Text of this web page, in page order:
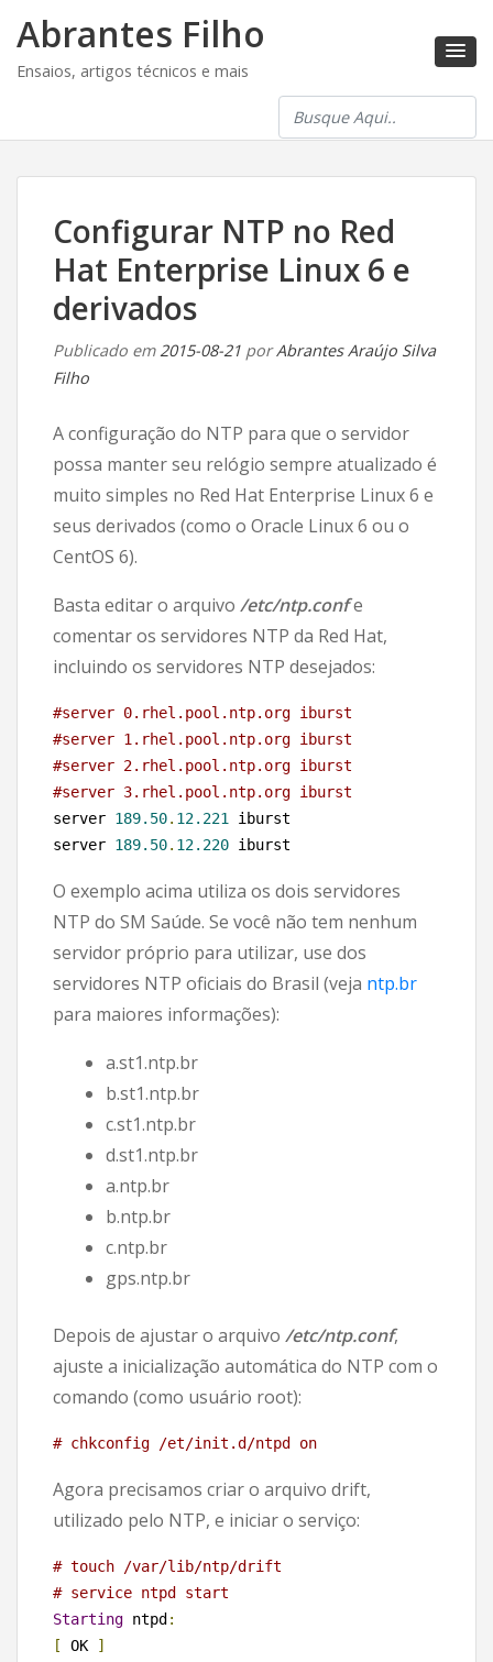
Abrantes Filho
Ensaios, artigos técnicos e mais
Configurar NTP no Red
Hat Enterprise Linux 6 e
derivados
Publicado em2015-08-21 porAbrantes Araújo Silva
Filho
A configuração do NTP para que o servidor
possa manter seu relógio sempre atualizado é
muito simples no Red Hat Enterprise Linux 6 e
seus derivados (como o Oracle Linux 6 ou o
CentOS 6).
Basta editar o arquivo /etc/ntp.confe
comentar os servidores NTP da Red Hat,
incluindo os servidores NTP desejados:
#server 0.rhel.pool.ntp.org iburst
#server 1.rhel.pool.ntp.org iburst
#server 2.rhel.pool.ntp.org iburst
#server 3.rhel.pool.ntp.org iburst
server 189.50. 12.221
iburst
server 189.50. 12.220 iburst
O exemplo acima utiliza os dois servidores
NTP do SM Saúde. Se você não tem nenhum
servidor próprio para utilizar, use dos
servidores NTP oficiais do Brasil (veja ntp.br
para maiores informações):
a.st1.ntp.br
b.st1.ntp.br
c.st1.ntp.br
d.st1.ntp.br
a.ntp.br
b.ntp.br
c.ntp.br
gps.ntp.br
Depois de ajustar o arquivo /etc/ntp.conf,
ajuste a inicialização automática do NTP com o
comando (como usuário root):
# chkconfig /et/init.d/ntpd on
Agora precisamos criar o arquivo drift,
utilizado pelo NTP, e iniciar o serviço:
# touch /var/lib/ntp/drift
# service ntpd start
Starting ntpd :
[
OK ]